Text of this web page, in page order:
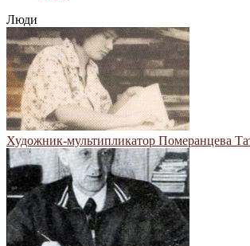
Люди
Художник-мультипликатор Померанцева